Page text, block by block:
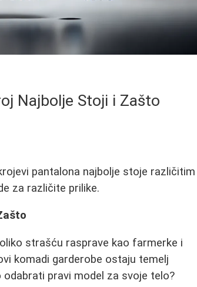
Najbolje Stoji i Zašto
pantalona najbolje stoje različitim
za različite prilike.
strašću rasprave kao farmerke i
komadi garderobe ostaju temelj
pravi model za svoje telo?